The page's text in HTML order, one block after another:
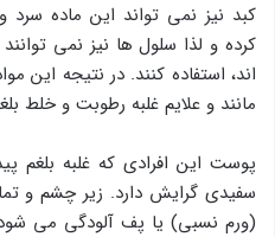
کبد نیز نمی تواند این ماده
کرده و لذا سلول ها نیز نمی
اند، استفاده کنند. در نتیجه این
مانند و علایم غلبه رطوبت و
پوست این افرادی که غلبه بلغم
سفیدی گرایش دارد. زیر چشم و
(ورم نسبی) یا پف آلودگی می